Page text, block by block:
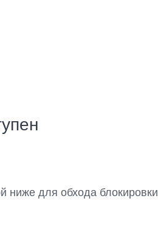
ниже для обхода блокировки